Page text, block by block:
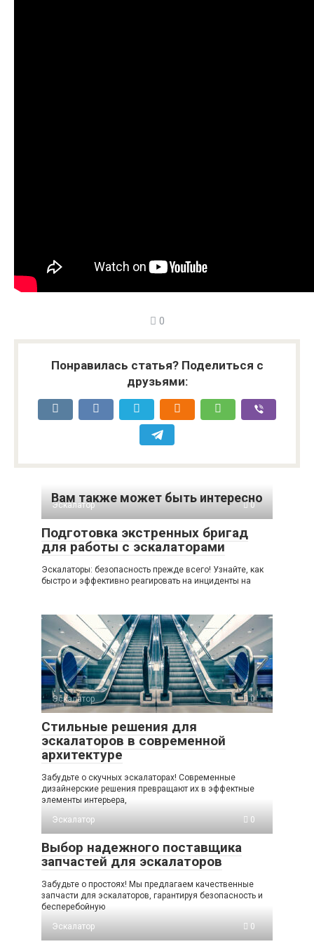
0
Понравилась статья? Поделиться с
друзьями:
Вам также может быть интересно
Эскалатор 0
Подготовка экстренных бригад
для работы с эскалаторами
Эскалаторы: безопасность прежде всего! Узнайте, как
быстро и эффективно реагировать на инциденты на
Эскалатор 0
Стильные решения для
эскалаторов в современной
архитектуре
Забудьте о скучных эскалаторах! Современные
дизайнерские решения превращают их в эффектные
элементы интерьера,
Эскалатор
0
Выбор надежного поставщика
запчастей для эскалаторов
Забудьте о простоях! Мы предлагаем качественные
запчасти для эскалаторов, гарантируя безопасность и
бесперебойную
Эскалатор
0